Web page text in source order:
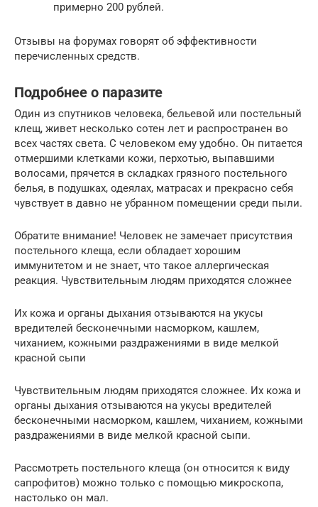
примерно 200 рублей.
Отзывы на форумах говорят об эффективности
перечисленных средств.
Подробнее о паразите
Один из спутников человека, бельевой или постельный
клещ, живет несколько сотен лет и распространен во
всех частях света. С человеком ему удобно. Он питается
отмершими клетками кожи, перхотью, выпавшими
волосами, прячется в складках грязного постельного
белья, в подушках, одеялах, матрасах и прекрасно себя
чувствует в давно не убранном помещении среди пыли.
Обратите внимание! Человек не замечает присутствия
постельного клеща, если обладает хорошим
иммунитетом и не знает, что такое аллергическая
реакция. Чувствительным людям приходятся сложнее
Их кожа и органы дыхания отзываются на укусы
вредителей бесконечными насморком, кашлем,
чиханием, кожными раздражениями в виде мелкой
красной сыпи
Чувствительным людям приходятся сложнее. Их кожа и
органы дыхания отзываются на укусы вредителей
бесконечными насморком, кашлем, чиханием, кожными
раздражениями в виде мелкой красной сыпи.
Рассмотреть постельного клеща (он относится к виду
сапрофитов) можно только с помощью микроскопа,
настолько он мал.